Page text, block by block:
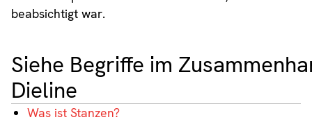
beabsichtigt war.
Siehe Begriffe im
Dieline
Was ist Stanzen?